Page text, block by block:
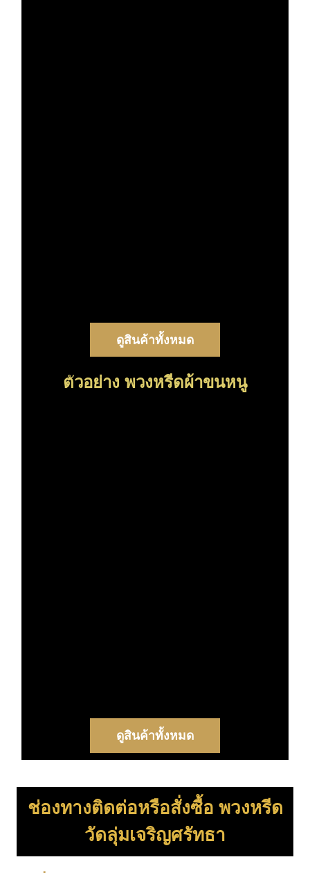
ดูสินค้าทั้งหมด
ตวอย่าง พวงหรีดผ้าขนหนู
ดูสินค้าทั้งหมด
ช่องทางติดต่อหรือสั่งซื้อ พวงหรีด
วัดลุ่มเจริญศรัทธา